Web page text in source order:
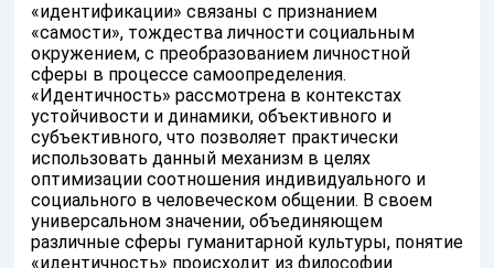
«идентификации» связаны с признанием
«самости», тождества личности социальным
окружением, с преобразованием личностной
сферы в процессе самоопределения.
«Идентичность» рассмотрена в контекстах
устойчивости и динамики, объективного и
субъективного, что позволяет практически
использовать данный механизм в целях
оптимизации соотношения индивидуального и
социального в человеческом общении. В своем
универсальном значении, объединяющем
различные сферы гуманитарной культуры, понятие
«идентичность» происходит из философии